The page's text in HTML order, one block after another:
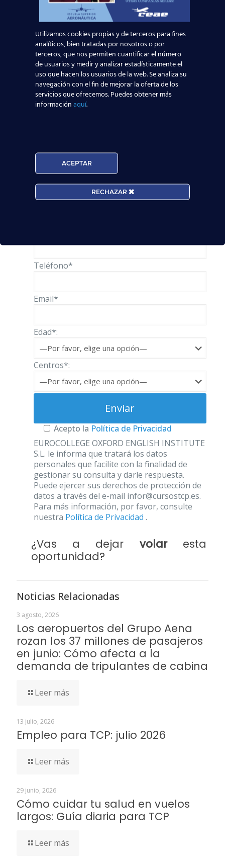
de los países de la Unión Europea.
Nuestro objetivo final es que el alumno salga del
curso con la mayor experiencia y conocimientos
posibles para ejercer la profesión de auxiliar de
vuelo (TCP). Esto nos convierte en una institución
de prestigio entre los departamentos de recursos
humanos de las diferentes compañías de
transporte aéreo de España. De hecho,
6000 alumnos nuestros decidieron ser
pídenos informacióna través de nuestros
asesores online:
Solicita información
Teléfono*
Email*
Edad*:
Centros*:
Acepto la Política de Privacidad
EUROCOLLEGE OXFORD ENGLISH INSTITUTE
S.L. le informa que tratará los datos
personales que facilite con la finalidad de
gestionar su consulta y darle respuesta.
Puede ejercer sus derechos de protección de
datos a través del e-mail infor@cursostcp.es.
Para más información, por favor, consulte
nuestra Política de Privacidad .
¿Vas a dejar volaresta
oportunidad?
Noticias Relacionadas
3 agosto, 2026
Los aeropuertos del Grupo Aena
rozan los 37 millones de pasajeros
en junio: Cómo afecta a la
demanda de tripulantes de cabina
Leer más
13 julio, 2026
Empleo para TCP: julio 2026
Leer más
29 junio, 2026
Cómo cuidar tu salud en vuelos
largos: Guía diaria para TCP
Leer más
Utilizamos cookies propias y de terceros para fines
analíticos, bien tratadas por nosotros o por
terceros, que nos permiten cuantificar el número
de usuarios y medir y analizar estadísticamente el
uso que hacen los usuarios de la web. Se analiza su
navegación con el fin de mejorar la oferta de los
servicios que ofrecemos. Puedes obtener más
informaciónaquí.
ACEPTAR
RECHAZAR